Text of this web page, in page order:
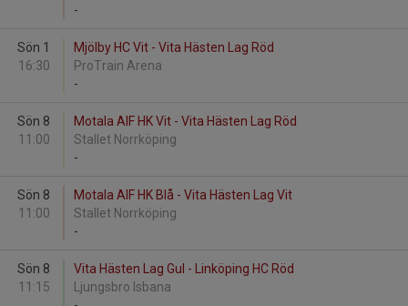
-
Sön 1
16:30
Mjölby HC Vit - Vita Hästen Lag Röd
ProTrain Arena
-
Sön 8
11:00
Motala AIF HK Vit - Vita Hästen Lag Röd
Stallet Norrköping
-
Sön 8
11:00
Motala AIF HK Blå - Vita Hästen Lag Vit
Stallet Norrköping
-
Sön 8
11:15
Vita Hästen Lag Gul - Linköping HC Röd
Ljungsbro Isbana